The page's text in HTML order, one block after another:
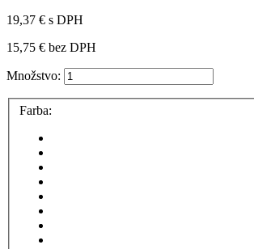
19,37 € s DPH
15,75 € bez DPH
Množstvo:
Farba: